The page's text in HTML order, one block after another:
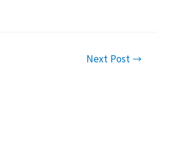
Next Post →